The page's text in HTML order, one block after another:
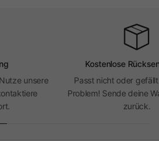
unsere
Kostenlose
Passt nicht oder
Problem! Sende deine
zurück.